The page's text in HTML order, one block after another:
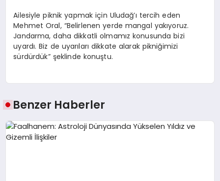
Ailesiyle piknik yapmak için Uludağ’ı tercih eden
Mehmet Oral, “Belirlenen yerde mangal yakıyoruz.
Jandarma, daha dikkatli olmamız konusunda bizi
uyardı. Biz de uyarıları dikkate alarak pikniğimizi
sürdürdük” şeklinde konuştu.
Benzer Haberler